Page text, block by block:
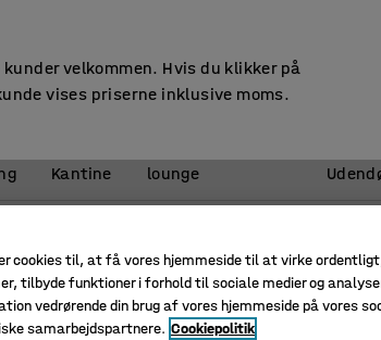
Kantine
lounge
velkommen. Hvis du klikker på
vises priserne inklusive moms.
cookies til, at få vores hjemmeside til at virke
tilbyde funktioner i forhold til sociale medier og
vedrørende din brug af vores hjemmeside på vores
samarbejdspartnere. Cookiepolitik